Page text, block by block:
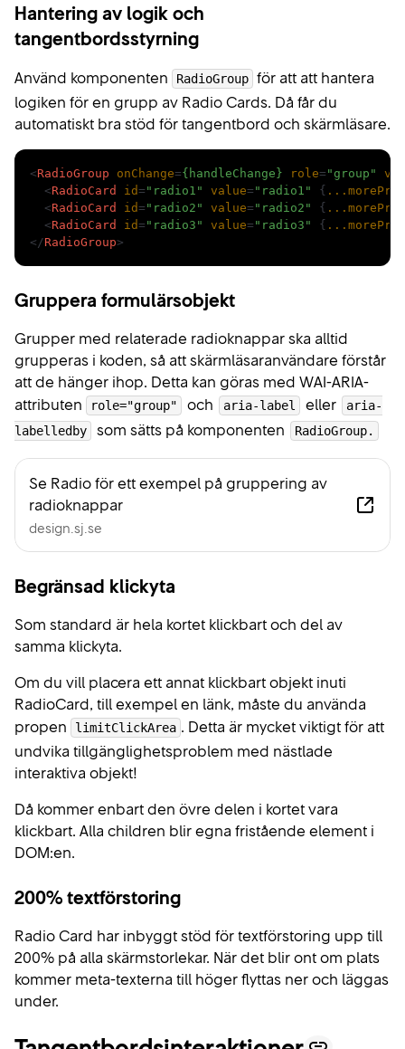
Hantering av logik och
tangentbordsstyrning
Använd komponenten RadioGroup för att att hantera
logiken för en grupp av Radio Cards. Då får du
automatiskt bra stöd för tangentbord och skärmläsare.
Kodexempel
<RadioGroup onChange={handleChange} role= "group"
<RadioCard id= "radio1" value= "radio1" {
<RadioCard id= "radio2" value= "radio2" {
<RadioCard id= "radio3" value= "radio3" {
</RadioGroup>
Gruppera formulärsobjekt
Grupper med relaterade radioknappar ska alltid
grupperas i koden, så att skärmläsaranvändare förstår
att de hänger ihop. Detta kan göras med WAI-ARIA-
attributen
role="group" och aria-label eller
aria-
labelledby
som sätts på komponenten RadioGroup.
Se Radio för ett exempel på gruppering av
radioknappar
design.sj.se
Begränsad klickyta
Som standard är hela kortet klickbart och del av
samma klickyta.
Om du vill placera ett annat klickbart objekt inuti
RadioCard, till exempel en länk, måste du använda
propen
limitClickArea . Detta är mycket viktigt för att
undvika tillgänglighetsproblem med nästlade
interaktiva objekt!
Då kommer enbart den övre delen i kortet vara
klickbart. Alla children blir egna fristående element i
DOM:en.
200% textförstoring
Radio Card har inbyggt stöd för textförstoring upp till
200% på alla skärmstorlekar. När det blir ont om plats
kommer meta-texterna till höger flyttas ner och läggas
under.